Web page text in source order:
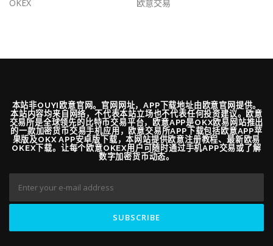
OKEX 欧意交易
本站非OUYI欧意官网。官网网址，APP下载地址由欧意官网提供。
本站内容均来自网络，不代表本站立场也不代表任何投资建议。欧意
交易所是全球领先的比特币交易平台，欧意APP是OKX欧易网站推出
的一款加密货币交易手机应用，欧意交易所APP下载包括欧意APP苹
果版及OKX APP安卓版下载，本网站提供欧意注册教程、最新欧易
OKEX下载。让每个欧意OKEX用户可随时通过手机APP交易或了解
数字加密货币动态。